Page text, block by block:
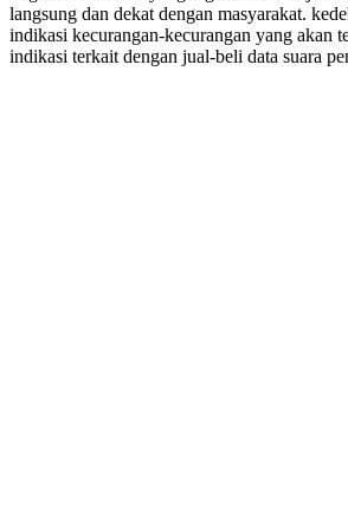
langsung dan dekat dengan masyarakat.
indikasi kecurangan-kecurangan yang akan
indikasi terkait dengan jual-beli data suara